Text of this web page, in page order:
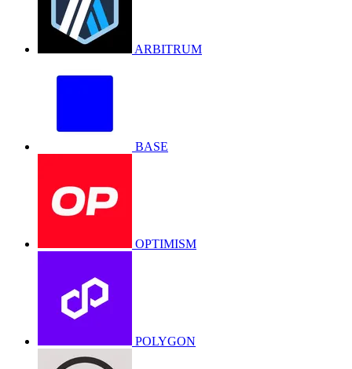
ARBITRUM
BASE
OPTIMISM
POLYGON